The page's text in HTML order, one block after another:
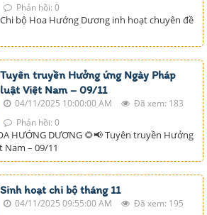
Phản hồi: 0
Chi bộ Hoa Hướng Dương inh hoạt chuyên đề
Tuyên truyền Hưởng ứng Ngày Pháp
luật Việt Nam – 09/11
04/11/2025 10:00:00 AM
Đã xem: 183
Phản hồi: 0
HƯỚNG DƯƠNG 🌻📢 Tuyên truyền Hưởng
Nam – 09/11
Sinh hoạt chi bộ tháng 11
04/11/2025 09:55:00 AM
Đã xem: 195